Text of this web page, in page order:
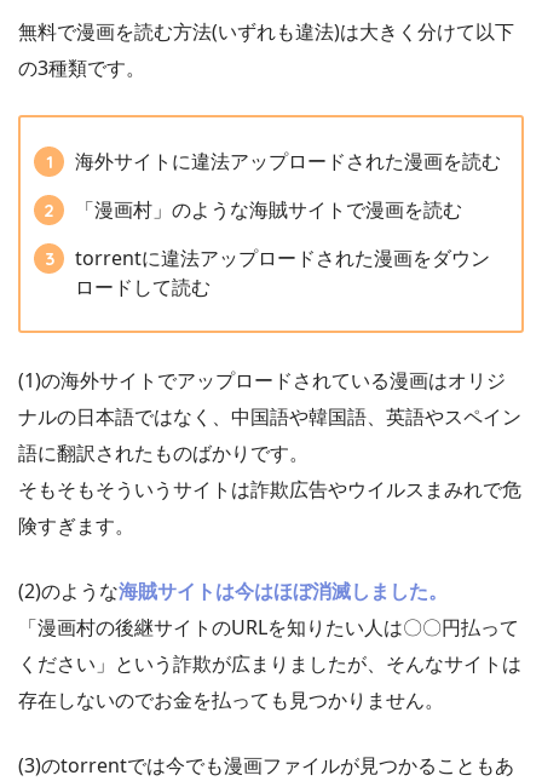
無料で漫画を読む方法(いずれも違法)は大きく分けて以下
の3種類です。
海外サイトに違法アップロードされた漫画を読む
「漫画村」のような海賊サイトで漫画を読む
torrentに違法アップロードされた漫画をダウン
ロードして読む
(1)の海外サイトでアップロードされている漫画はオリジ
ナルの日本語ではなく、中国語や韓国語、英語やスペイン
語に翻訳されたものばかりです。
そもそもそういうサイトは詐欺広告やウイルスまみれで危
険すぎます。
(2)のような海賊サイトは今はほぼ消滅しました。
「漫画村の後継サイトのURLを知りたい人は〇〇円払って
ください」という詐欺が広まりましたが、そんなサイトは
存在しないのでお金を払っても見つかりません。
(3)のtorrentでは今でも漫画ファイルが見つかることもあ